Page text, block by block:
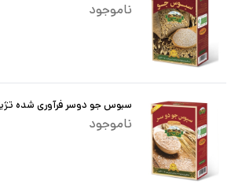
ناموجود
سبوس جو دوسر فرآوری شده تژین 170
ناموجود